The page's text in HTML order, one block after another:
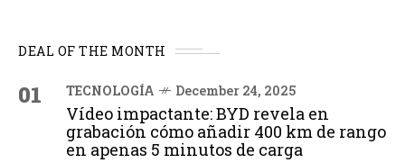
DEAL OF THE MONTH
01 TECNOLOGÍA December 24, 2025
Vídeo impactante: BYD revela en
grabación cómo añadir 400 km de rango
en apenas 5 minutos de carga